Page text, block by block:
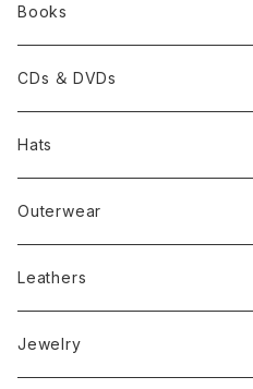
Books
CDs ＆ DVDs
Hats
Outerwear
Leathers
Jewelry